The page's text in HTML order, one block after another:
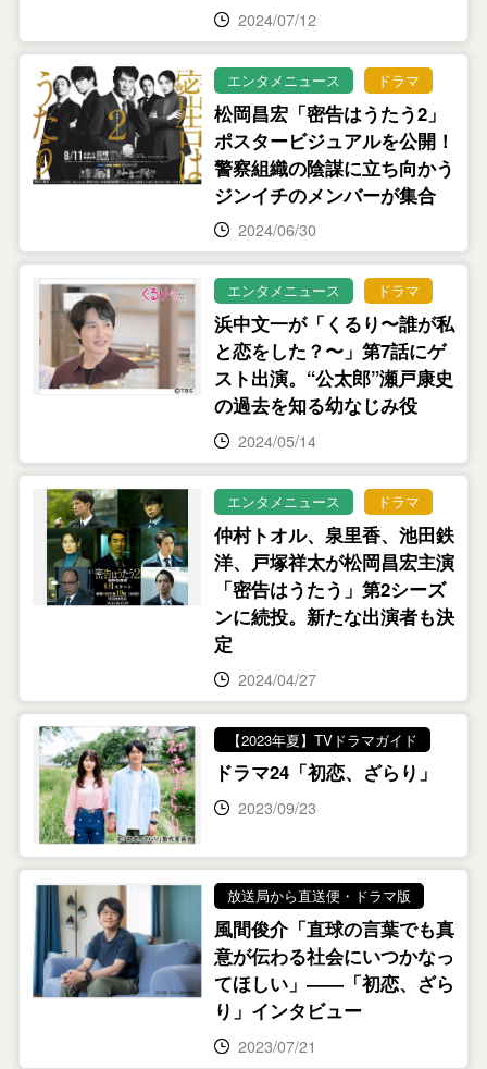
2024/07/12
エンタメニュース ドラマ
松岡昌宏「密告はうたう2」
ポスタービジュアルを公開！
警察組織の陰謀に立ち向かう
ジンイチのメンバーが集合
2024/06/30
エンタメニュース ドラマ
浜中文一が「くるり〜誰が私
と恋をした？〜」第7話にゲ
スト出演。“公太郎”瀬戸康史
の過去を知る幼なじみ役
2024/05/14
エンタメニュース ドラマ
仲村トオル、泉里香、池田鉄
洋、戸塚祥太が松岡昌宏主演
「密告はうたう」第2シーズ
ンに続投。新たな出演者も決
定
2024/04/27
【2023年夏】TVドラマガイド
ドラマ24「初恋、ざらり」
2023/09/23
放送局から直送便・ドラマ版
風間俊介「直球の言葉でも真
意が伝わる社会にいつかなっ
てほしい」――「初恋、ざら
り」インタビュー
2023/07/21